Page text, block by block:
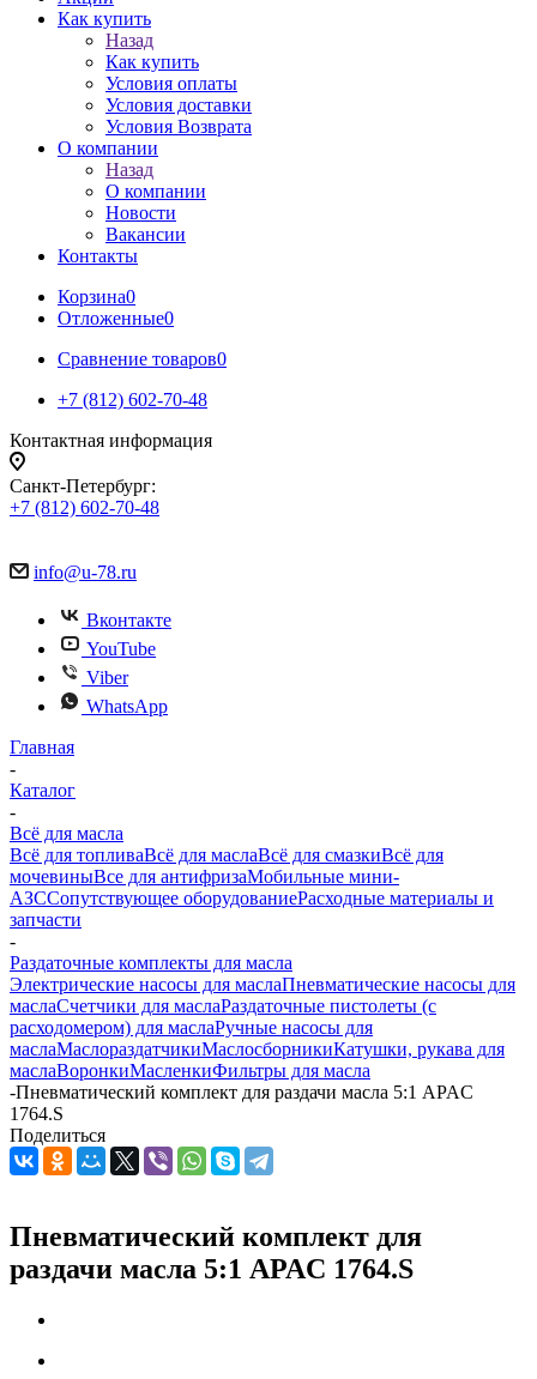
Как купить
Назад
Как купить
Условия оплаты
Условия доставки
Условия Возврата
О компании
Назад
О компании
Новости
Вакансии
Контакты
Корзина0
Отложенные0
Сравнение товаров0
+7 (812) 602-70-48
Контактная информация
Санкт-Петербург:
+7 (812) 602-70-48
info@u-78.ru
Вконтакте
YouTube
Viber
WhatsApp
Главная
-
Каталог
-
Всё для масла
Всё для топливаВсё для маслаВсё для смазкиВсё для
мочевиныВсе для антифризаМобильные мини-
АЗССопутствующее оборудованиеРасходные материалы и
запчасти
-
Раздаточные комплекты для масла
Электрические насосы для маслаПневматические насосы для
маслаСчетчики для маслаРаздаточные пистолеты (с
расходомером) для маслаРучные насосы для
маслаМаслораздатчикиМаслосборникиКатушки, рукава для
маслаВоронкиМасленкиФильтры для масла
-Пневматический комплект для раздачи масла 5:1 APAC
1764.S
Поделиться
Пневматический комплект для
раздачи масла 5:1 APAC 1764.S